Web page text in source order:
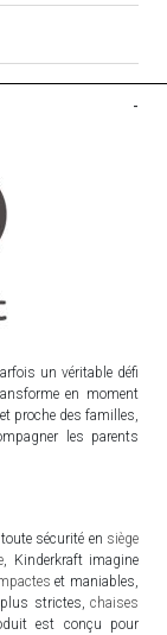
-
un véritable défi
en moment
proche des familles,
les parents
sécurité en siège
, Kinderkraft imagine
et maniables,
plus strictes,chaises
est conçu pour